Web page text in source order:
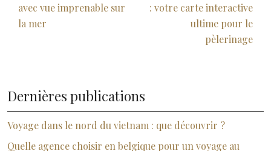
avec vue imprenable sur
la mer
: votre carte interactive
ultime pour le
pèlerinage
Dernières publications
Voyage dans le nord du vietnam : que découvrir ?
Quelle agence choisir en belgique pour un voyage au